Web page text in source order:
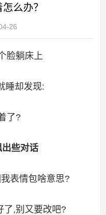
么办？
26
脸躺床上
睡却发现:
了?
些对话
表情包啥意思?
了,别又要改吧?